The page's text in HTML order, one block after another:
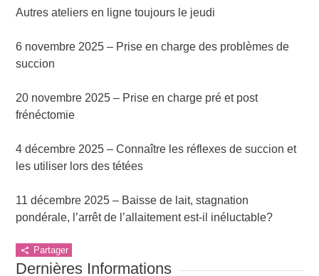
Autres ateliers en ligne toujours le jeudi
6 novembre 2025 – Prise en charge des problèmes de
succion
20 novembre 2025 – Prise en charge pré et post
frénéctomie
4 décembre 2025 – Connaître les réflexes de succion et
les utiliser lors des tétées
11 décembre 2025 – Baisse de lait, stagnation
pondérale, l’arrêt de l’allaitement est-il inéluctable?
Partager
Dernières Informations